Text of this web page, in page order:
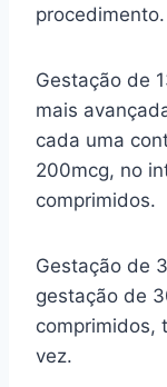
procedimento.
Gestação de
mais
cada uma
200mcg, no
comprimidos.
Gestação de
gestação de
comprimidos,
vez.